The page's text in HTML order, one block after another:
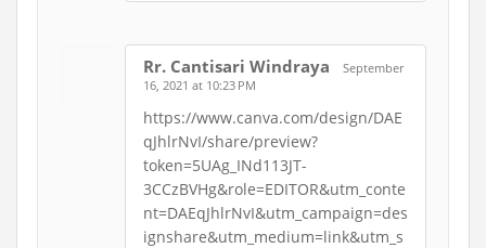
Rr. Cantisari Windraya
September
16, 2021 at 10:23 PM
https://www.canva.com/design/DAE
qJhlrNvI/share/preview?
token=5UAg_INd113JT-
3CCzBVHg&role=EDITOR&utm_conte
nt=DAEqJhlrNvI&utm_campaign=des
ignshare&utm_medium=link&utm_s